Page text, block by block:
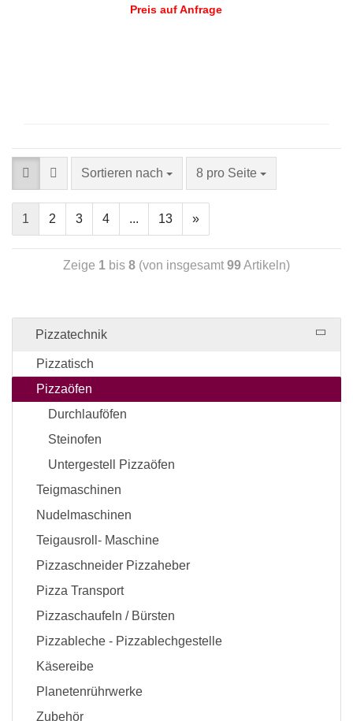
Preis auf Anfrage
Sortieren nach 8 pro Seite
1 2 3 4 ... 13 »
Zeige 1 bis 8 (von insgesamt 99Artikeln)
Pizzatechnik
Pizzatisch
Pizzaöfen
Durchlauföfen
Steinofen
Untergestell Pizzaöfen
Teigmaschinen
Nudelmaschinen
Teigausroll- Maschine
Pizzaschneider Pizzaheber
Pizza Transport
Pizzaschaufeln / Bürsten
Pizzableche - Pizzablechgestelle
Käsereibe
Planetenrührwerke
Zubehör